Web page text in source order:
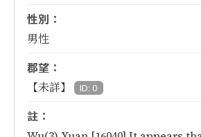
性別：
男性
郡望：
【未詳】 ID: 0
註：